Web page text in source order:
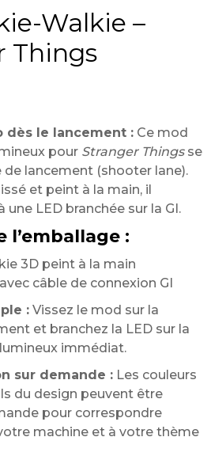
Walkie –
Things
dès le lancement : Ce mod
pour Stranger Thingsse
de lancement (shooter lane).
et peint à la main, il
une LED branchée sur la GI.
l’emballage :
3D peint à la main
câble de connexion GI
: Vissez le mod sur la
et branchez la LED sur la
immédiat.
sur demande : Les couleurs
du design peuvent être
pour correspondre
machine et à votre thème